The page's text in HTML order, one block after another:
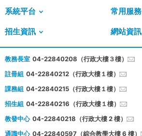
系統平台 常用服務
招生資訊 網站資訊
教務長室 04-22840208（行政大樓３樓）
註冊組 04-22840212（行政大樓１樓）
課務組 04-22840215（行政大樓１樓）
招生組 04-22840216（行政大樓１樓）
教發中心 04-22840218（行政大樓 2 樓）
通識中心 04-22840597（綜合教學大樓 6 樓）